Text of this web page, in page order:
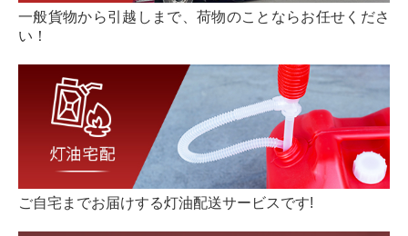
『ホワイト物流』推進運動
一般貨物から引越しまで、 荷物のことならお任せくださ
い！
ご自宅までお届けする灯油配送サービスです!